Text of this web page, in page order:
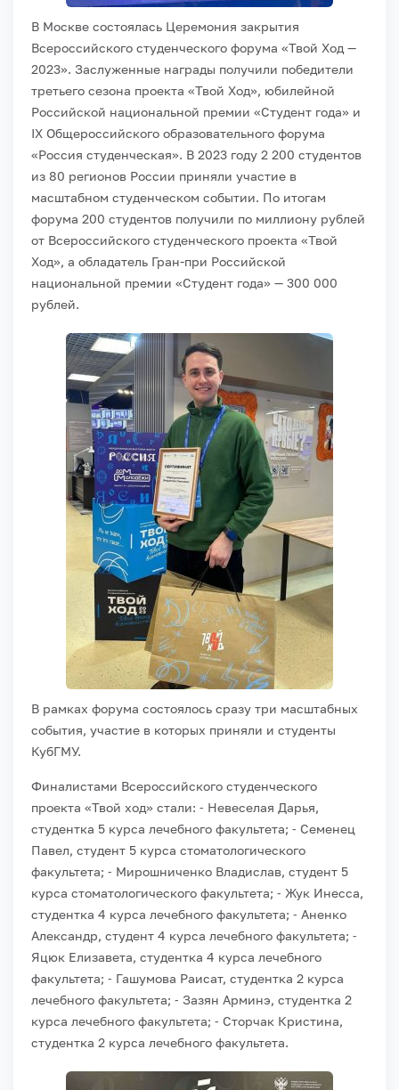
В Москве состоялась Церемония закрытия
Всероссийского студенческого форума «Твой Ход —
2023». Заслуженные награды получили победители
третьего сезона проекта «Твой Ход», юбилейной
Российской национальной премии «Студент года» и
IX Общероссийского образовательного форума
«Россия студенческая». В 2023 году 2 200 студентов
из 80 регионов России приняли участие в
масштабном студенческом событии. По итогам
форума 200 студентов получили по миллиону рублей
от Всероссийского студенческого проекта «Твой
Ход», а обладатель Гран-при Российской
национальной премии «Студент года» — 300 000
рублей.
В рамках форума состоялось сразу три масштабных
события, участие в которых приняли и студенты
КубГМУ.
Финалистами Всероссийского студенческого
проекта «Твой ход» стали: ⁃ Невеселая Дарья,
студентка 5 курса лечебного факультета; ⁃ Семенец
Павел, студент 5 курса стоматологического
факультета; ⁃ Мирошниченко Владислав, студент 5
курса стоматологического факультета; ⁃ Жук Инесса,
студентка 4 курса лечебного факультета; ⁃ Аненко
Александр, студент 4 курса лечебного факультета; ⁃
Яцюк Елизавета, студентка 4 курса лечебного
факультета; ⁃ Гашумова Раисат, студентка 2 курса
лечебного факультета; ⁃ Зазян Арминэ, студентка 2
курса лечебного факультета; ⁃ Сторчак Кристина,
студентка 2 курса лечебного факультета.